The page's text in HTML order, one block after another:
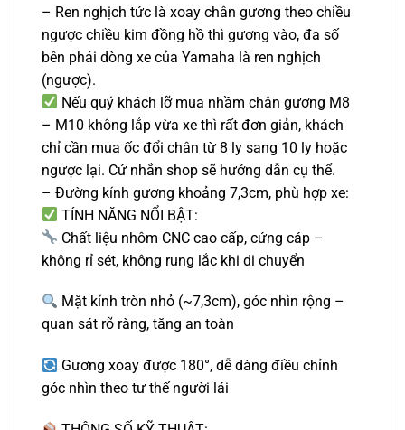
– Ren nghịch tức là xoay chân gương theo chiều
ngược chiều kim đồng hồ thì gương vào, đa số
bên phải dòng xe của Yamaha là ren nghịch
(ngược).
Nếu quý khách lỡ mua nhầm chân gương M8
– M10 không lắp vừa xe thì rất đơn giản, khách
chỉ cần mua ốc đổi chân từ 8 ly sang 10 ly hoặc
ngược lại. Cứ nhắn shop sẽ hướng dẫn cụ thể.
– Đường kính gương khoảng 7,3cm, phù hợp xe:
TÍNH NĂNG NỔI BẬT:
Chất liệu nhôm CNC cao cấp, cứng cáp –
không rỉ sét, không rung lắc khi di chuyển
Mặt kính tròn nhỏ (~7,3cm), góc nhìn rộng –
quan sát rõ ràng, tăng an toàn
Gương xoay được 180°, dễ dàng điều chỉnh
góc nhìn theo tư thế người lái